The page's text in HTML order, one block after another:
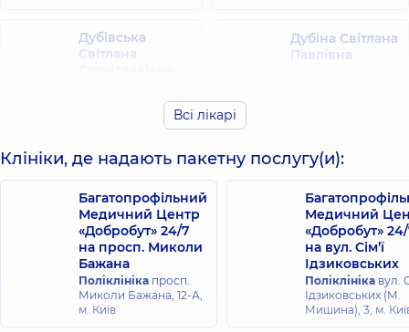
Дубівська
Світлана
Дубіна Світлана
Павлівна
Жилінська
Тамара
Михайлівна
Невролог,25 років
досвіду
Борисівна
Невролог
дитячий; Психіатр
дитячий,43 років
досвіду
Козачук
Ярослав
Олександрович
Коржан
Вікторія
Аркадіївна
Всі лікарі
Клініки, де надають пакетну послугу(и):
Багатопрофільний
Медичний Центр
«Добробут» 24/7
на просп. Миколи
Бажана
Поліклініка просп.
Миколи Бажана, 12-А,
м. Київ
Медичний
«Добробут»
на вул. Сім’ї
Ідзиковських
Поліклініка вул.
Ідзиковських (М.
Мишина), 3, м.